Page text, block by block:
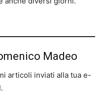
Madeo
articoli inviati alla tua e-